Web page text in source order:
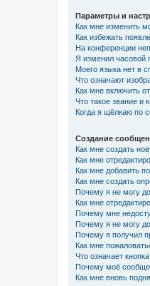
Параметры и
Как мне изменить
Как избежать
На конференции
Я изменил часовой
Моего языка нет в
Что означают
Как мне включить
Что такое звание и
Когда я щёлкаю по
Создание
Как мне создать
Как мне
Как мне добавить
Как мне создать
Почему я не могу
Как мне
Почему мне
Почему я не могу
Почему я получил
Как мне
Что означает
Почему моё
Как мне вновь